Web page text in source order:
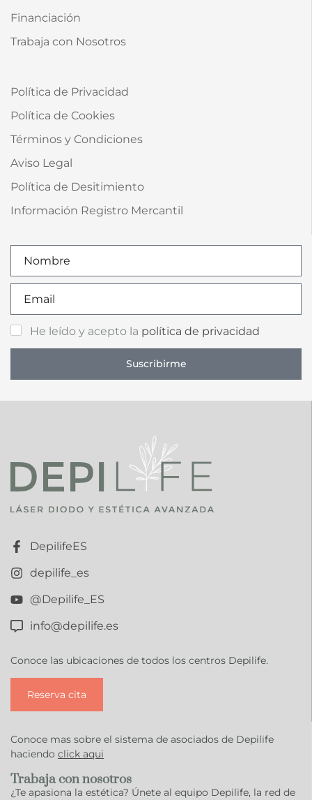
Financiación
Trabaja con Nosotros
Política de Privacidad
Política de Cookies
Términos y Condiciones
Aviso Legal
Política de Desitimiento
Información Registro Mercantil
He leído y acepto la política de privacidad
Suscribirme
DepilifeES
depilife_es
@Depilife_ES
info@depilife.es
Conoce las ubicaciones de todos los centros Depilife.
Reserva cita
Conoce mas sobre el sistema de asociados de Depilife
haciendo click aqui
Trabaja con nosotros
¿Te apasiona la estética? Únete al equipo Depilife, la red de